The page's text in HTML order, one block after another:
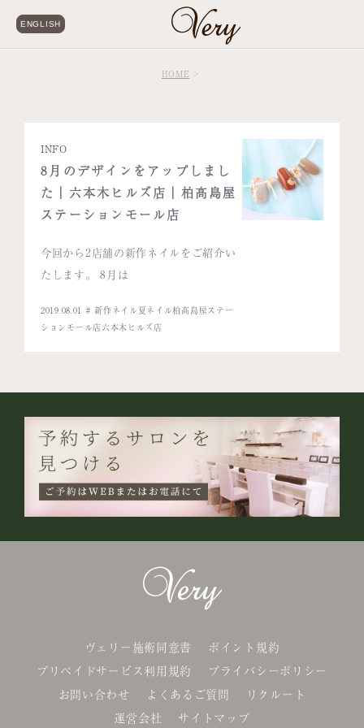
ENGLISH
HOME
INFO
8月のデザインをアップしまし
た｜六本木ヒルズ店｜柏髙島屋
ステーションモール店
今回から2店舗の新作ネイルをご紹介い
たします。 8月は
2019.08.01 新作ネイル夏ネイル柏髙島屋ステー
ションモール店 六本木ヒルズ店
ヴェリー施術同意書
ポイント規約
プリペイドサービス利用規約
プライバシーポリシー
お問い合わせ
よくあるご質問
リクルート
運営会社
サイトマップ